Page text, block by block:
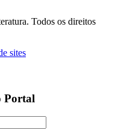
Todos os direitos
Portal